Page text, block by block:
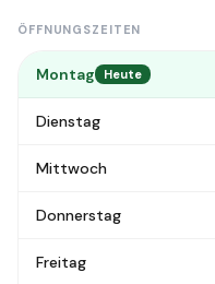
ÖFFNUNGSZEITEN
Montag Heute
Dienstag
Mittwoch
Donnerstag
Freitag